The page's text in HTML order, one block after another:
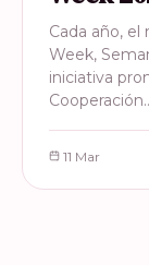
Cada año,
Week,
iniciativa
11 Mar